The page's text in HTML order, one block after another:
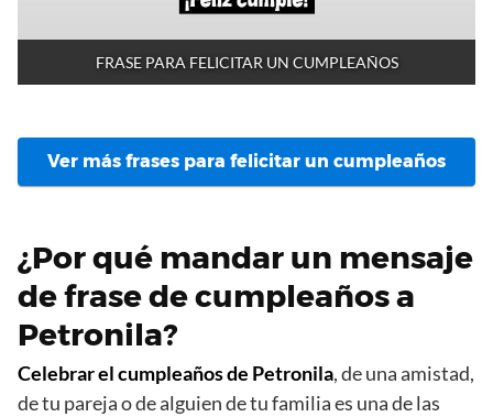
FRASE PARA FELICITAR UN CUMPLEAÑOS
Ver más frases para felicitar un cumpleaños
¿Por qué mandar un mensaje
de frase de cumpleaños a
Petronila?
Celebrar el cumpleaños de Petronila, de una amistad,
de tu pareja o de alguien de tu familia es una de las